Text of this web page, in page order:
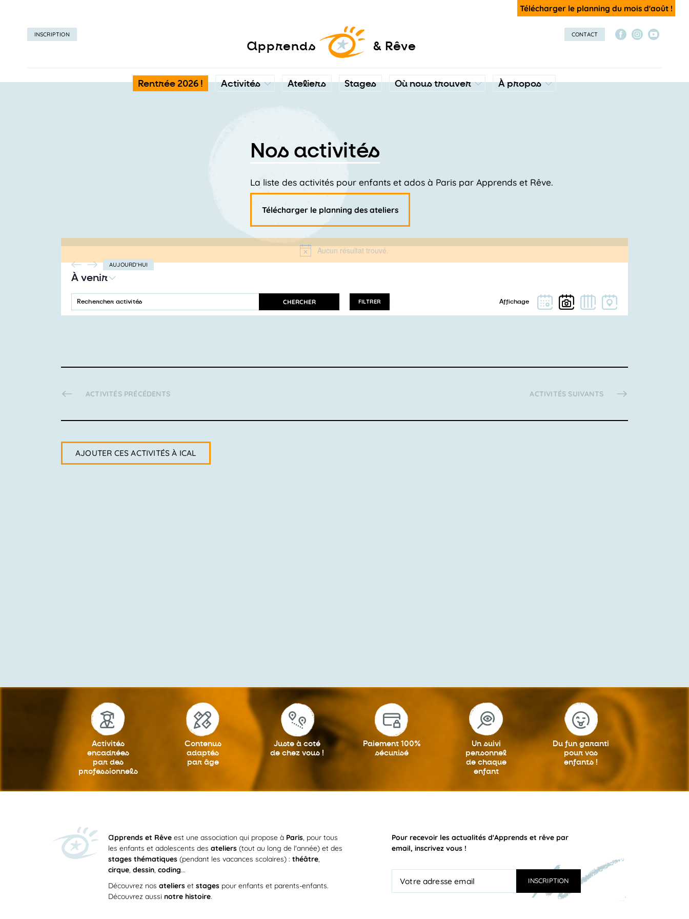
Télécharger le planning du mois d'août !
apprends & Rêve
Rentrée 2026 ! Activités Ateliers Stages Où nous trouver À propos
CONTACT
INSCRIPTION
Nos activités
La liste des activités pour enfants et ados à Paris par Apprends et Rêve.
Télécharger le planning des ateliers
Notice
Aucun résultat trouvé.
AUJOURD’HUI
À venir
LA
DATE
Recherche
de
vues
SAISIR
MOT-
CLÉ.
CHERCHER FILTRER
ACTIVITÉSPRÉCÉDENTS ACTIVITÉS SUIVANTS
AJOUTER CES ACTIVITÉS À ICAL
Activités
encadrées
par des
professionnels
Contenus
adaptés
par âge
Juste à coté
de chez vous !
Paiement 100%
sécurisé
Un suivi
personnel
de chaque
enfant
Du fun garanti
pour vos
enfants !
apprends et Rêve est une association qui propose à Paris, pour tous
les enfants et adolescents desateliers (tout au long de l'année) et des
stages thématiques (pendant les vacances scolaires) :théâtre,
cirque,dessin,coding...
Découvrez nosateliers etstages pour enfants et parents-enfants.
Découvrez aussinotre histoire.
Pour recevoir les actualités d'Apprends et rêve par
email, inscrivez vous !